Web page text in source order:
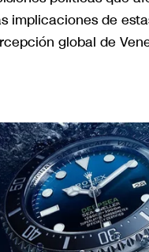
implicaciones de
global de